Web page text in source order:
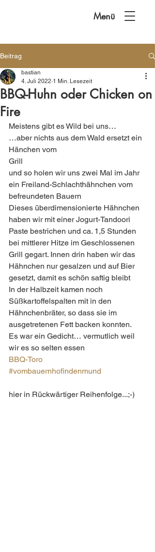
Menü
Beitrag
BBQ-Huhn oder Chicken on
Fire
bastian
4. Juli 2022 1 Min. Lesezeit
Meistens gibt es Wild bei uns…
…aber nichts aus dem Wald ersetzt ein
Hänchen vom
Grill
und so holen wir uns zwei Mal im Jahr
ein Freiland-Schlachthähnchen vom
befreundeten Bauern
Dieses überdimensionierte Hähnchen
haben wir mit einer Jogurt-Tandoori
Paste bestrichen und ca. 1,5 Stunden
bei mittlerer Hitze im Geschlossenen
Grill gegart. Innen drin haben wir das
Hähnchen nur gesalzen und auf Bier
gesetzt, damit es schön saftig bleibt
In der Halbzeit kamen noch
Süßkartoffelspalten mit in den
Hähnchenbräter, so dass sie im
ausgetretenen Fett backen konnten.
Es war ein Gedicht… vermutlich weil
wir es so selten essen
BBQ-Toro
#vombauernhofindenmund
hier in Rückwärtiger Reihenfolge...;-)